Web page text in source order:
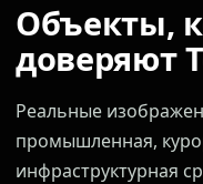
Объекты,
доверяют
Реальные
промышленная,
инфраструктурная